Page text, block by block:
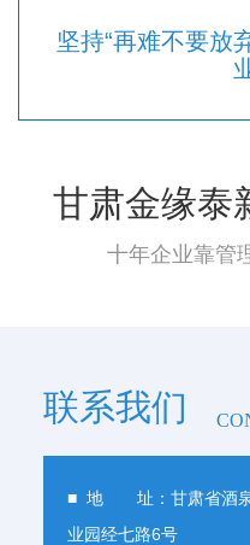
坚持“再难不要放
甘肃金缘泰
十年企业靠管
联系我们
■ 地 址：甘肃省酒泉
业园经七路6号